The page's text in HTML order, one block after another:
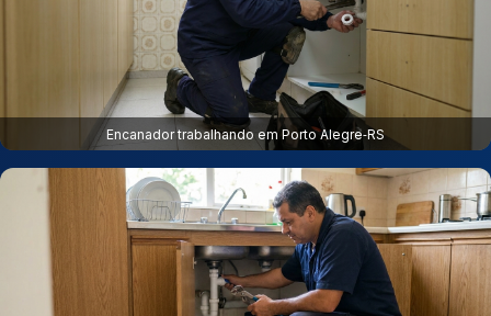
Encanador trabalhando em Porto Alegre‑RS